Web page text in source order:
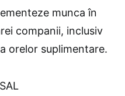
munca în
companii, inclusiv
orelor suplimentare.